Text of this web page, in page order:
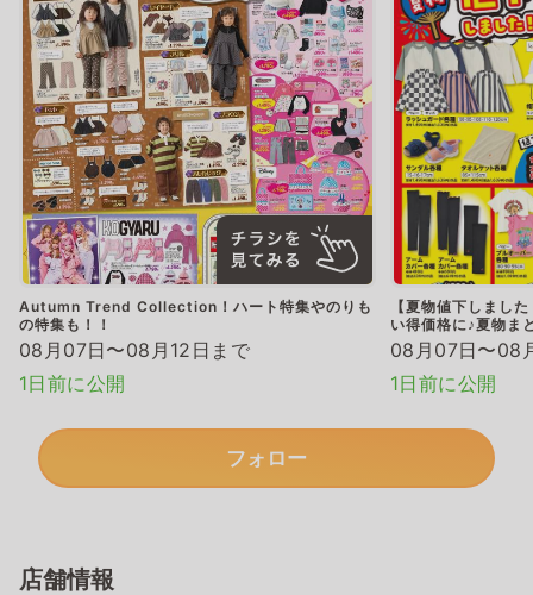
Autumn Trend Collection！ハート特集やのりも
の特集も！！
08月07日〜08月12日まで
1日前に公開
【夏物値下しまし
い得価格に♪夏物ま
08月07日〜08
1日前に公開
フォロー
店舗情報